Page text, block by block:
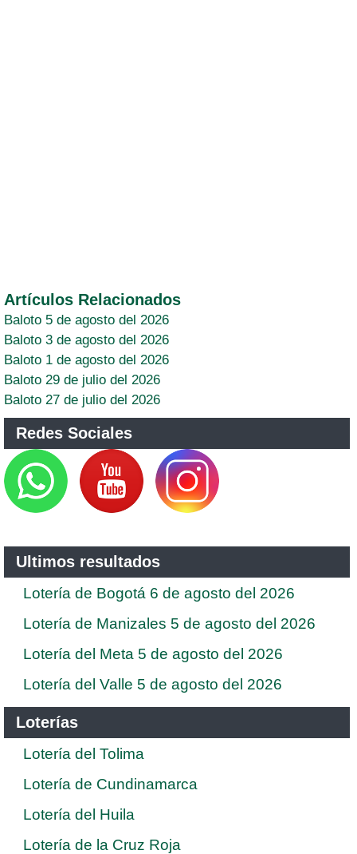
Artículos Relacionados
Baloto 5 de agosto del 2026
Baloto 3 de agosto del 2026
Baloto 1 de agosto del 2026
Baloto 29 de julio del 2026
Baloto 27 de julio del 2026
Redes Sociales
Ultimos resultados
Lotería de Bogotá 6 de agosto del 2026
Lotería de Manizales 5 de agosto del 2026
Lotería del Meta 5 de agosto del 2026
Lotería del Valle 5 de agosto del 2026
Loterías
Lotería del Tolima
Lotería de Cundinamarca
Lotería del Huila
Lotería de la Cruz Roja